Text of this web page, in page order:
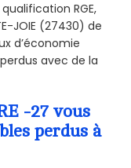
RGE,
JOIE (27430) de
d’économie
avec de la
-27 vous
perdus à